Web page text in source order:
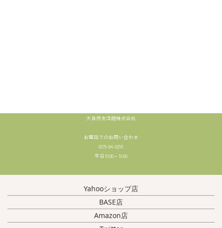
大自然生活館株式会社
お電話でのお問い合わせ
0279-84-6295
平日10:00～16:00
Yahooショップ店
BASE店
Amazon店